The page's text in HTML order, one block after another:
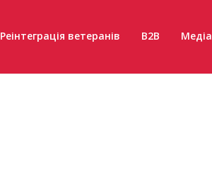
Реінтеграція ветеранів B2B Медіа